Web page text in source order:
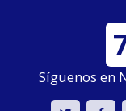
Síguenos en